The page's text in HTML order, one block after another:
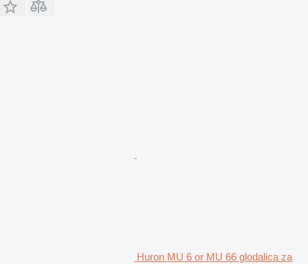
Huron MU 6 or MU 66 glodalica za